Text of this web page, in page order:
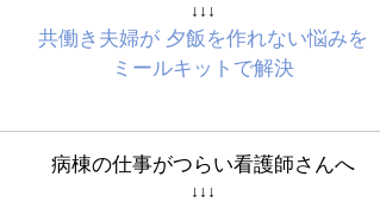
↓↓↓
共働き夫婦が 夕飯を作れない悩みを
ミールキットで解決
病棟の仕事がつらい看護師さんへ
↓↓↓